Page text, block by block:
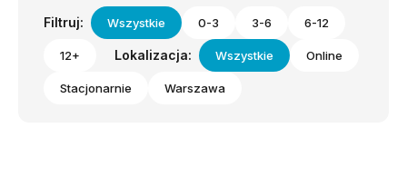
Filtruj: Wszystkie 0-3 3-6 6-12
12+ Lokalizacja: Wszystkie Online
Stacjonarnie Warszawa